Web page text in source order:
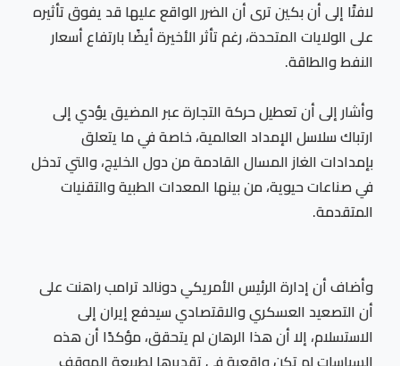
لافتًا إلى أن بكين ترى أن الضرر الواقع عليها قد يفوق تأثيره
على الولايات المتحدة، رغم تأثر الأخيرة أيضًا بارتفاع أسعار
النفط والطاقة.
وأشار إلى أن تعطيل حركة التجارة عبر المضيق يؤدي إلى
ارتباك سلاسل الإمداد العالمية، خاصة في ما يتعلق
بإمدادات الغاز المسال القادمة من دول الخليج، والتي تدخل
في صناعات حيوية، من بينها المعدات الطبية والتقنيات
المتقدمة.
وأضاف أن إدارة الرئيس الأمريكي دونالد ترامب راهنت على
أن التصعيد العسكري والاقتصادي سيدفع إيران إلى
الاستسلام، إلا أن هذا الرهان لم يتحقق، مؤكدًا أن هذه